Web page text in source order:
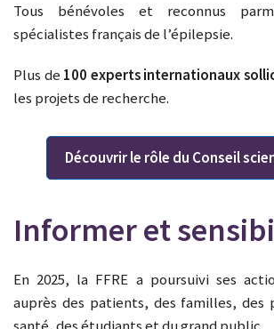
Tous bénévoles et reconnus
spécialistes français de l’épilepsie.
Plus de 100 experts internationaux
les projets de recherche.
Découvrir le rôle du Conseil
Informer et
En 2025, la FFRE a poursuivi ses
auprès des patients, des familles, des